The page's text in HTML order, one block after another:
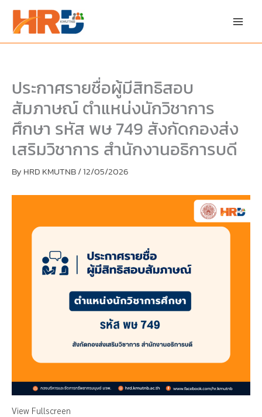
content
ประกาศรายชื่อผู้มีสิทธิสอบ
สัมภาษณ์ ตำแหน่งนักวิชาการ
ศึกษา รหัส พษ 749 สังกัดกองส่ง
เสริมวิชาการ สำนักงานอธิการบดี
By HRD KMUTNB/12/05/2026
View Fullscreen
PDF